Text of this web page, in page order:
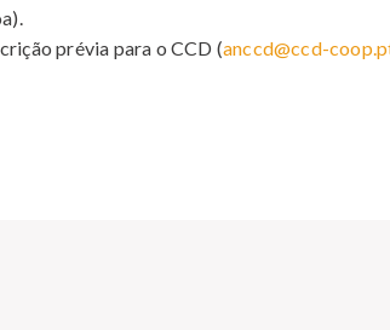
prévia para o CCD (anccd@ccd-